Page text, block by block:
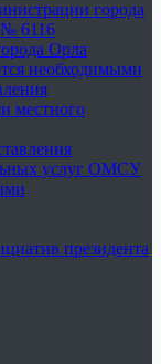
города
№ 6116
Орла
необходимыми
местного
услуг ОМСУ
президента